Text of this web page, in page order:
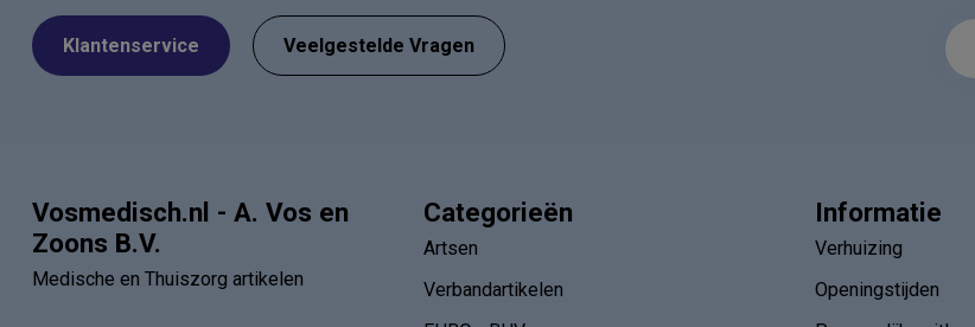
Klantenservice Veelgestelde Vragen
Vosmedisch.nl - A. Vos en
Zoons B.V.
Medische en Thuiszorg artikelen
Categorieën
Artsen
Verbandartikelen
Informatie
Verhuizing
Openingstijden